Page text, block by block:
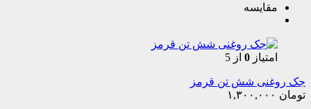
مقایسه
امتیاز 0 از 5
جک روغنی شش تن قرمز
تومان